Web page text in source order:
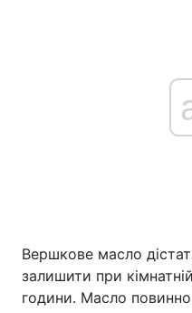
Вершкове масло
залишити при
години. Масло